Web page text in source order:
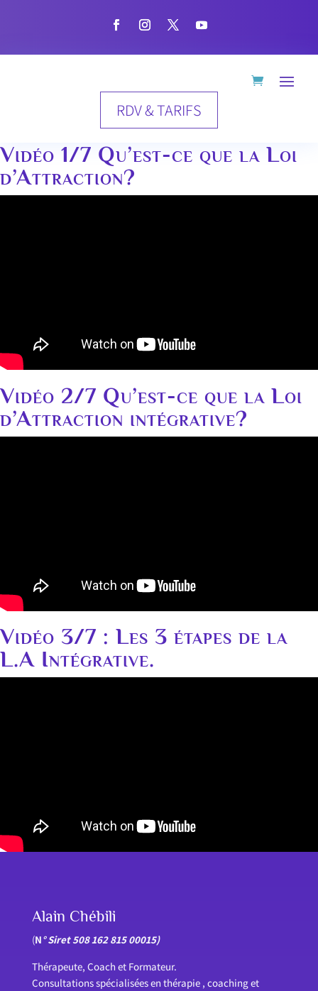
RDV & TARIFS
Vidéo 1/7 Qu’est-ce que la Loi
d’Attraction?
Vidéo 2/7 Qu’est-ce que la Loi
d’Attraction intégrative?
Vidéo 3/7 : Les 3 étapes de la
L.A Intégrative.
Alain Chébili
(N° Siret 508 162 815 00015)
Thérapeute, Coach et Formateur.
Consultations spécialisées en thérapie , coaching et